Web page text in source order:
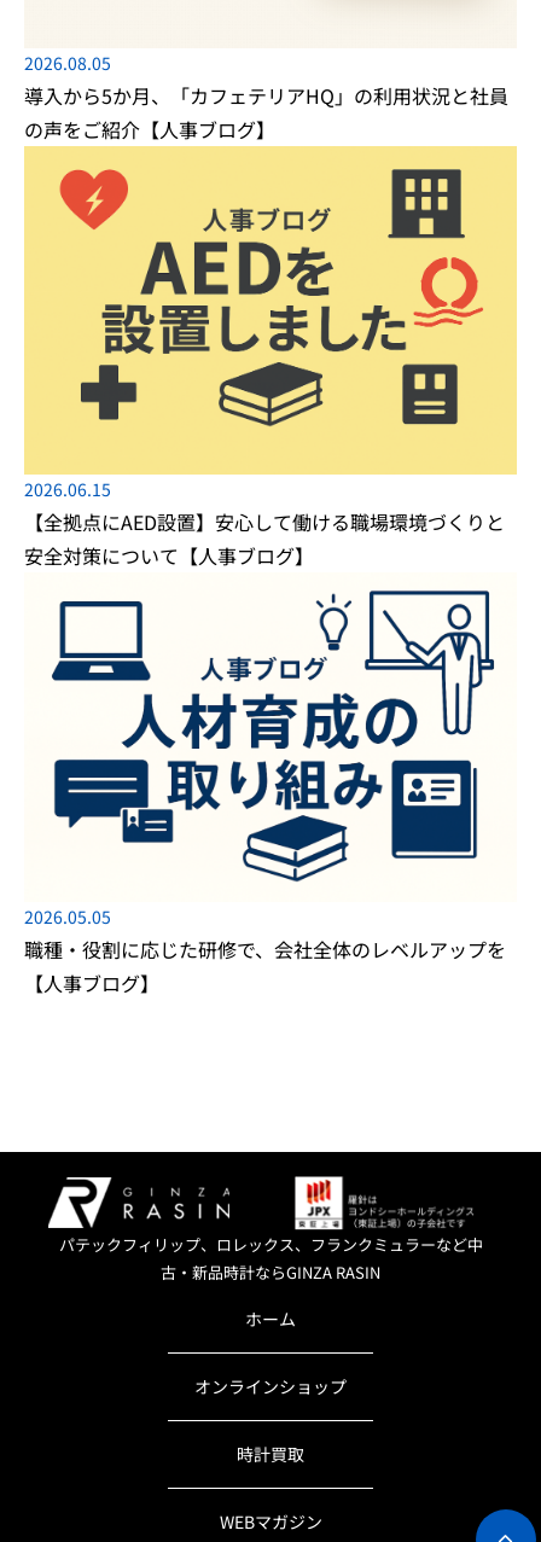
2026.08.05
導入から5か月、「カフェテリアHQ」の利用状況と社員
の声をご紹介【人事ブログ】
2026.06.15
【全拠点にAED設置】安心して働ける職場環境づくりと
安全対策について【人事ブログ】
2026.05.05
職種・役割に応じた研修で、会社全体のレベルアップを
【人事ブログ】
パテックフィリップ、ロレックス、フランクミュラーなど中
古・新品時計ならGINZA RASIN
ホーム
オンラインショップ
時計買取
WEBマガジン